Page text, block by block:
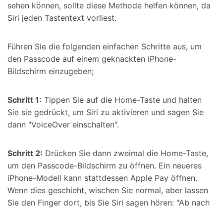
sehen können, sollte diese Methode helfen können, da
Siri jeden Tastentext vorliest.
Führen Sie die folgenden einfachen Schritte aus, um
den Passcode auf einem geknackten iPhone-
Bildschirm einzugeben;
Schritt 1: Tippen Sie auf die Home-Taste und halten
Sie sie gedrückt, um Siri zu aktivieren und sagen Sie
dann "VoiceOver einschalten".
Schritt 2: Drücken Sie dann zweimal die Home-Taste,
um den Passcode-Bildschirm zu öffnen. Ein neueres
iPhone-Modell kann stattdessen Apple Pay öffnen.
Wenn dies geschieht, wischen Sie normal, aber lassen
Sie den Finger dort, bis Sie Siri sagen hören: "Ab nach